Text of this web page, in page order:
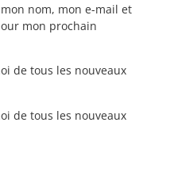
nom, mon e-mail et
mon prochain
de tous les nouveaux
de tous les nouveaux